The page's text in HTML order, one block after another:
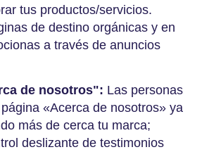
tus productos/servicios.
de destino orgánicas y en
a través de anuncios
de nosotros": Las personas
«Acerca de nosotros» ya
más de cerca tu marca;
deslizante de testimonios